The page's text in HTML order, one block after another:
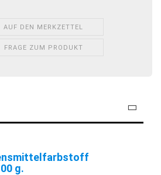
AUF DEN MERKZETTEL
FRAGE ZUM PRODUKT
g.